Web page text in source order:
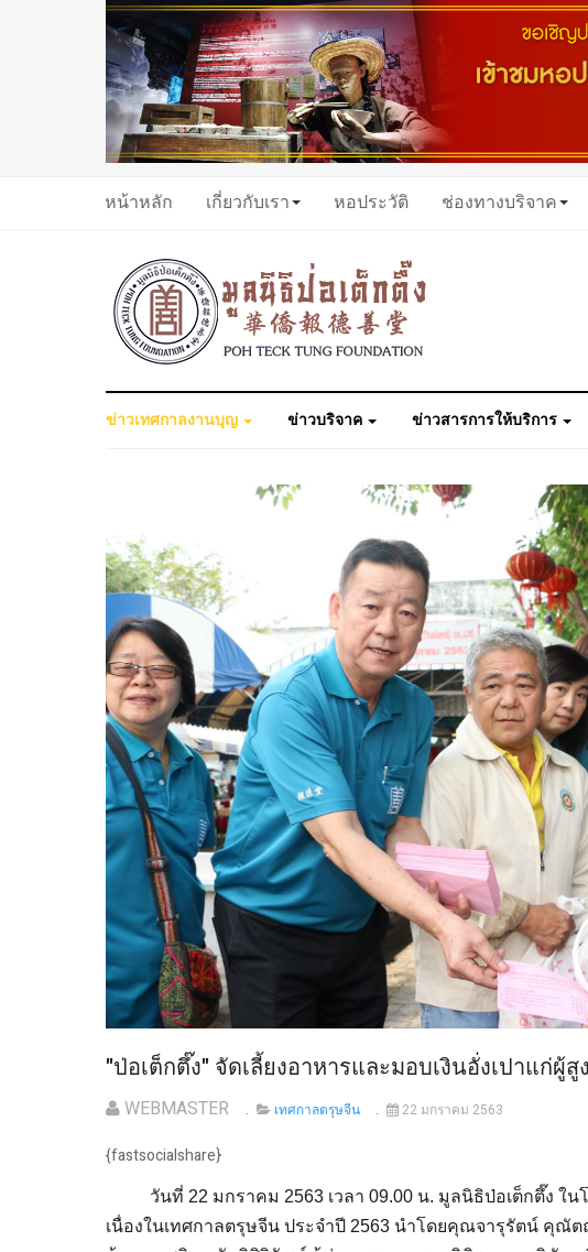
หน้าหลัก เกี่ยวกับเรา หอประวัติ ช่องทางบริจาค
ข่าวเทศกาลงานบุญ ข่าวบริจาค ข่าวสารการให้บริการ
"ป่อเต็กตึ๊ง" จัดเลี้ยงอาหารและมอบเงินอั่งเปาแก่ผู้สู
WEBMASTER เทศกาลตรุษจีน 22 มกราคม 2563
{fastsocialshare}
วันที่ 22 มกราคม 2563 เวลา 09.00 น. มูลนิธิป่อเต็กตึ๊ง ในโ
เนื่องในเทศกาลตรุษจีน ประจำปี 2563 นำโดยคุณจารุรัตน์ คุณั